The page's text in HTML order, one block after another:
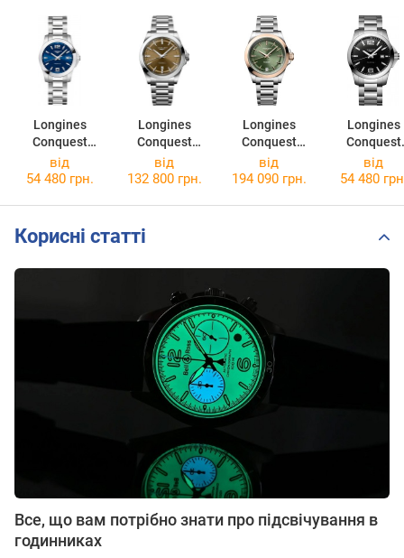
Longines
Conquest
L3.377.4.96.6
Longines
Conquest
L3.830.4.62.6
Longines
Conquest
L3.430.5.02.6
Longines
Conquest
від
54 480 грн.
від
132 800 грн.
від
194 090 грн.
від
54 480
Корисні статті
Все, що вам потрібно знати про підсвічування в
годинниках